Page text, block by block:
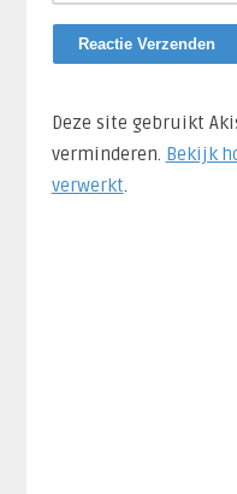
Deze site gebruikt
verminderen. Bekijk
verwerkt.